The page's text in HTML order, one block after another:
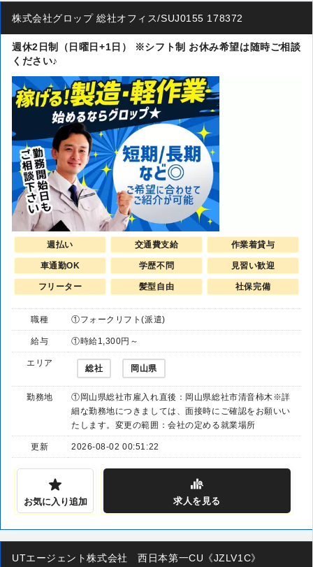
株式会社グロップ 総社オフィス/SUJ0155 178372
週休2日制（日曜日+1日） ※シフト制 お休み希望は随時ご相談
ください♪
週払い 交通費支給 作業着貸与
車通勤OK 学歴不問 見習い歓迎
フリーター 髪型自由 社保完備
職種 ①フォークリフト(派遣)
給与 ①時給1,300円～
エリア
総社 岡山県
勤務地
①岡山県総社市雇入れ直後：岡山県総社市清音柿木※詳
細な勤務地につきましては、面接時にご確認をお願いい
たします。変更の範囲：会社の定める就業場所
更新 2026-08-02 00:51:22
お気に入り追加 求人を見る
UTエージェント株式会社 西日本第一CU《JZLV1C》